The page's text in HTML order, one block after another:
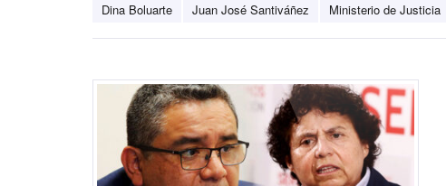
Dina Boluarte Juan José Santiváñez Ministerio de Justicia